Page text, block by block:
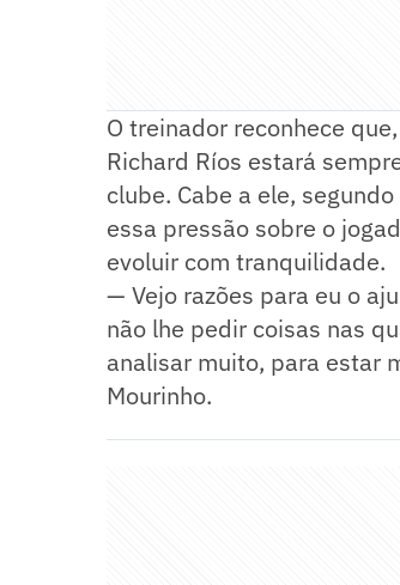
O treinador reconhece
Richard Ríos estará
clube. Cabe a ele,
essa pressão sobre o
evoluir com tranquilidade.
— Vejo razões para eu o
não lhe pedir coisas nas
analisar muito, para estar
Mourinho.